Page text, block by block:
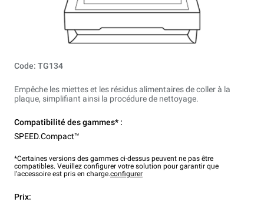
Code: TG134
Empêche les miettes et les résidus alimentaires de coller à la
plaque, simplifiant ainsi la procédure de nettoyage.
Compatibilité des gammes* :
SPEED.Compact™
*Certaines versions des gammes ci-dessus peuvent ne pas être
compatibles. Veuillez configurer votre solution pour garantir que
l'accessoire est pris en charge.configurer
Prix: